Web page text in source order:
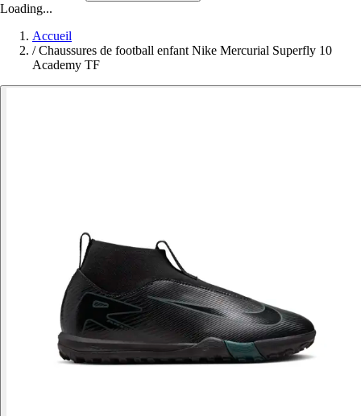
Loading...
Accueil
/ Chaussures de football enfant Nike Mercurial Superfly 10
Academy TF